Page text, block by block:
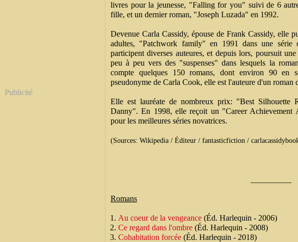
Publicité
livres pour la jeunesse, "Falling for you" suivi de 6
fille, et un dernier roman, "Joseph Luzada" en 1992.
Devenue Carla Cassidy, épouse de Frank Cassidy, elle
adultes, "Patchwork family" en 1991 dans une série
participent diverses auteures, et depuis lors, poursuit
peu à peu vers des "suspenses" dans lesquels la
compte quelques 150 romans, dont environ 90 en
pseudonyme de Carla Cook, elle est l'auteure d'un roman
Elle est lauréate de nombreux prix: "Best
Danny". En 1998, elle reçoit un "Career
pour les meilleures séries novatrices.
(Sources: Wikipedia / Éditeur / fantasticfiction /
Romans
Au coeur de la vengeance (Éd. Harlequin - 2006)
Ce regard dans l'ombre (Éd. Harlequin - 2008)
Cohabitation forcée (Éd. Harlequin - 2018)